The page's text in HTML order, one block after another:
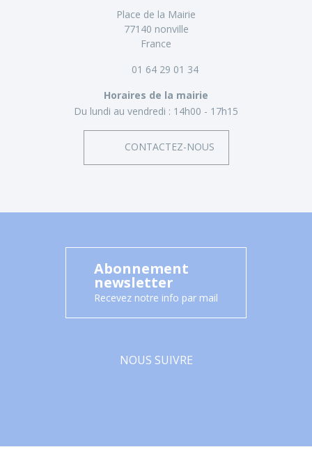
Place de la Mairie
77140 nonville
France
01 64 29 01 34
Horaires de la mairie
Du lundi au vendredi : 14h00 - 17h15
CONTACTEZ-NOUS
Abonnement
newsletter
Recevez notre info par mail
NOUS SUIVRE